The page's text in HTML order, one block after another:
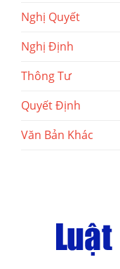
Nghị Quyết
Nghị Định
Thông Tư
Quyết Định
Văn Bản Khác